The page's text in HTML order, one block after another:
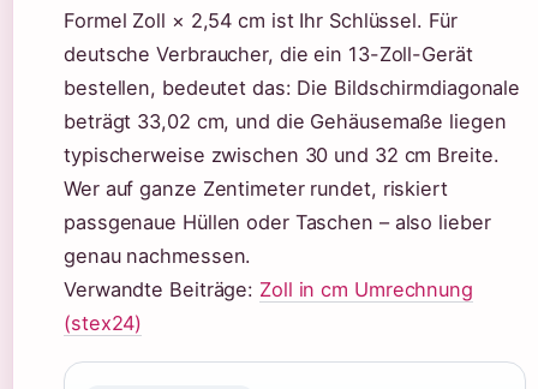
Formel Zoll × 2,54 cm ist Ihr Schlüssel. Für
deutsche Verbraucher, die ein 13-Zoll-Gerät
bestellen, bedeutet das: Die Bildschirmdiagonale
beträgt 33,02 cm, und die Gehäusemaße liegen
typischerweise zwischen 30 und 32 cm Breite.
Wer auf ganze Zentimeter rundet, riskiert
passgenaue Hüllen oder Taschen – also lieber
genau nachmessen.
Verwandte Beiträge: Zoll in cm Umrechnung
(stex24)